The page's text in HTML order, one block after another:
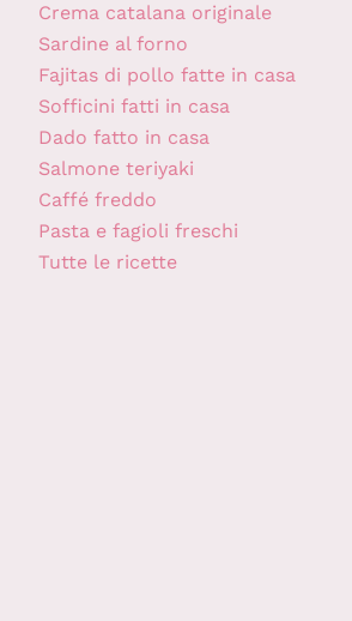
Crema catalana originale
Sardine al forno
Fajitas di pollo fatte in casa
Sofficini fatti in casa
Dado fatto in casa
Salmone teriyaki
Caffé freddo
Pasta e fagioli freschi
Tutte le ricette